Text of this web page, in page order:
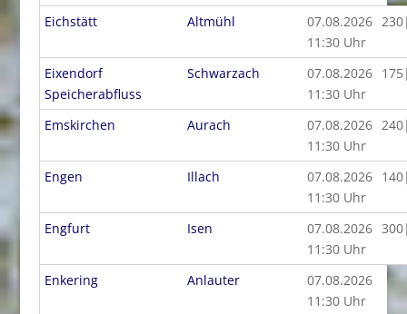
Eichstätt
Altmühl
07.08.2026
11:30 Uhr
Eixendorf
Speicherabfluss
Schwarzach
07.08.2026
11:30 Uhr
Emskirchen Aurach
07.08.2026
11:30 Uhr
Engen Illach
07.08.2026
11:30 Uhr
Engfurt Isen
07.08.2026
11:30 Uhr
Enkering Anlauter
07.08.2026
11:30 Uhr